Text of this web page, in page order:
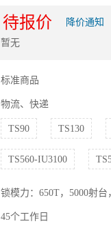
待报价
降价通知
暂无
标准商品
物流、快递
TS90 TS130
TS560-IU3100
锁模力：650T，5000射
45个工作日